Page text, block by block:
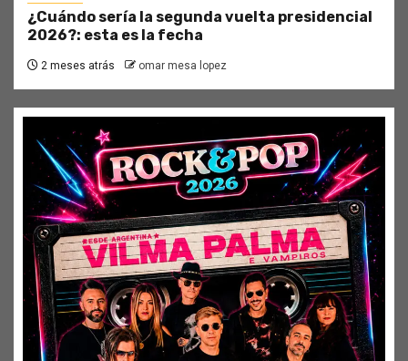
¿Cuándo sería la segunda vuelta presidencial
2026?: esta es la fecha
2 meses atrás omar mesa lopez